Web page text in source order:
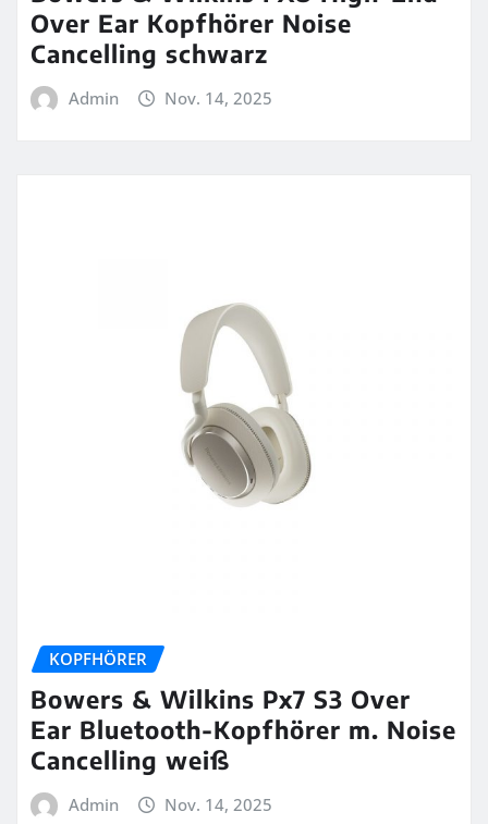
Over Ear Kopfhörer Noise
Cancelling schwarz
Admin Nov. 14, 2025
KOPFHÖRER
Bowers & Wilkins Px7 S3 Over
Ear Bluetooth-Kopfhörer m. Noise
Cancelling weiß
Admin Nov. 14, 2025